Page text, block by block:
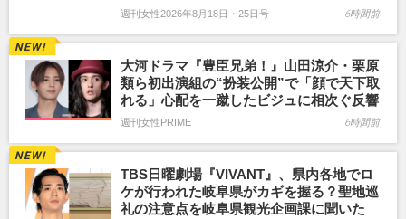
週刊女性2026年8月18日・25日号 6時間前
大河ドラマ『豊臣兄弟！』山田涼介・栗原
類ら初出演組の“扮装公開”で「顔で天下取
れる」心配を一蹴したビジュに相次ぐ反響
週刊女性PRIME 6時間前
TBS日曜劇場『VIVANT』、県内各地でロ
ケが行われた岐阜県がカギを握る？聖地巡
礼の注意点を岐阜県観光企画課に聞いた